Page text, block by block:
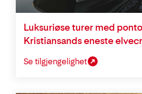
Luksuriøse turer med
Kristiansands eneste
Se tilgjengelighet